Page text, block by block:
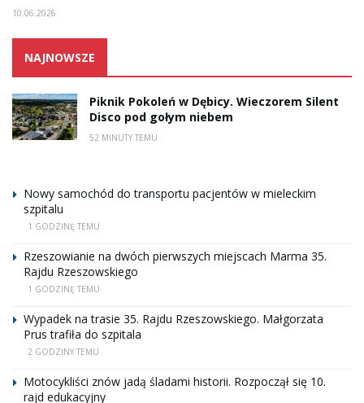
10.06.2026
NAJNOWSZE
Piknik Pokoleń w Dębicy. Wieczorem Silent
Disco pod gołym niebem
52 MINUTY TEMU
Nowy samochód do transportu pacjentów w mieleckim
szpitalu
1 GODZINĘ TEMU
Rzeszowianie na dwóch pierwszych miejscach Marma 35.
Rajdu Rzeszowskiego
1 GODZINĘ TEMU
Wypadek na trasie 35. Rajdu Rzeszowskiego. Małgorzata
Prus trafiła do szpitala
2 GODZINY TEMU
Motocykliści znów jadą śladami historii. Rozpoczął się 10.
rajd edukacyjny